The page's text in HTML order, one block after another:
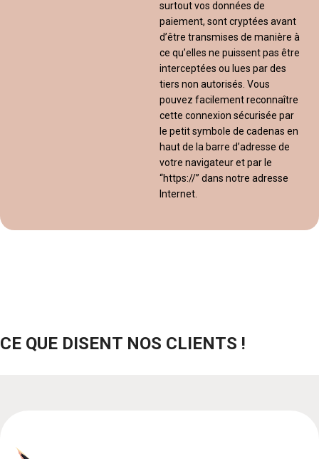
surtout vos données de
paiement, sont cryptées avant
d’être transmises de manière à
ce qu’elles ne puissent pas être
interceptées ou lues par des
tiers non autorisés. Vous
pouvez facilement reconnaître
cette connexion sécurisée par
le petit symbole de cadenas en
haut de la barre d’adresse de
votre navigateur et par le
“https://” dans notre adresse
Internet.
CE QUE DISENT NOS CLIENTS !